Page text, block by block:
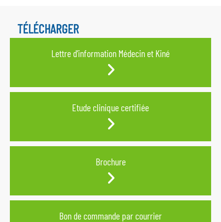
TÉLÉCHARGER
Lettre d'information Médecin et Kiné
Etude clinique certifiée
Brochure
Bon de commande par courrier